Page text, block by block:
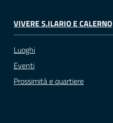
VIVERE S.ILARIO E CALERNO
Luoghi
Eventi
Prossimità e quartiere